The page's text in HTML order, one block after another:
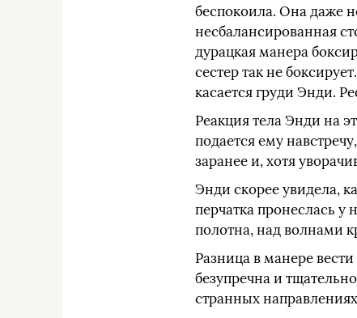
беспокоила. Она даже
несбалансированная
дурацкая манера
сестер так не
касается груди Энди.
Реакция тела Энди на
подается ему
заранее и, хотя
Энди скорее увидела,
перчатка пронеслась у
полотна, над волнами
Разница в манере
безупречна и
странных